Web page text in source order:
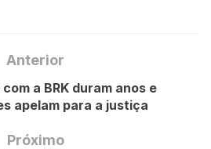
Anterior
a BRK duram anos e
apelam para a justiça
Próximo